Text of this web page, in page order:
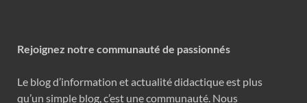
Rejoignez notre communauté de passionnés
Le blog d’information et actualité didactique est plus
qu’un simple blog, c’est une communauté. Nous